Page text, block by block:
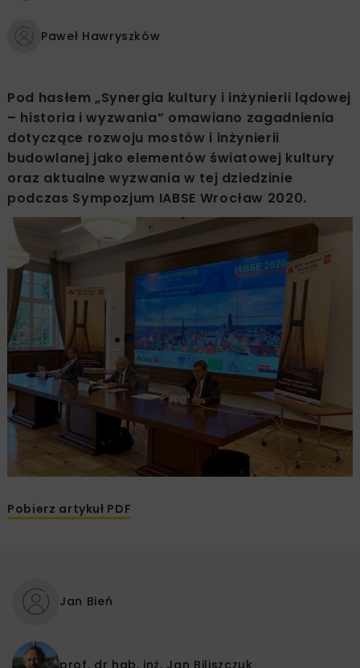
Paweł Hawryszków
Pod hasłem „Synergia kultury i inżynierii lądowej
– historia i wyzwania” omawiano zagadnienia
dotyczące rozwoju mostów i inżynierii
budowlanej jako elementów światowej kultury
oraz aktualne wyzwania w tej dziedzinie
podczas Sympozjum IABSE Wrocław 2020.
Pobierz artykuł PDF
Jan Bień
prof. dr hab. inż. Jan Biliszczuk